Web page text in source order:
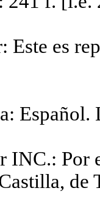
Este es
Español.
INC.: Por
de